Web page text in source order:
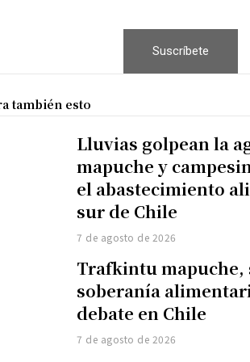
Suscríbete
también esto
Lluvias golpean la
mapuche y
el abastecimiento
sur de Chile
7 de agosto de 2026
Trafkintu mapuche,
soberanía
debate en Chile
7 de agosto de 2026